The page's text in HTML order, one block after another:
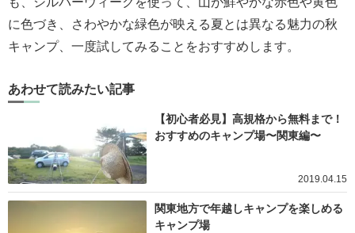
に色づき、さわやかな緑色が映える夏とは異なる魅力の秋
キャンプ、一度試してみることをおすすめします。
あわせて読みたい記事
【初心者必見】高規格から無料まで！
おすすめのキャンプ場〜関東編〜
2019.04.15
関東地方で年越しキャンプを楽しめる
キャンプ場